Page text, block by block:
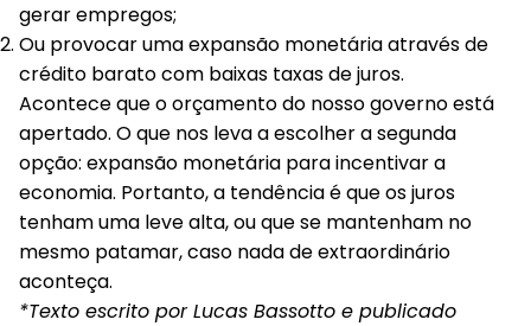
gerar empregos;
Ou provocar uma expansão monetária através de
crédito barato com baixas taxas de juros.
Acontece que o orçamento do nosso governo está
apertado. O que nos leva a escolher a segunda
opção: expansão monetária para incentivar a
economia. Portanto, a tendência é que os juros
tenham uma leve alta, ou que se mantenham no
mesmo patamar, caso nada de extraordinário
aconteça.
*Texto escrito por Lucas Bassotto e publicado